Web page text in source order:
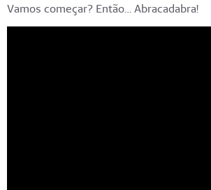
Vamos começar? Então… Abracadabra!